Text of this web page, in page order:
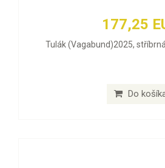
177,25
Tulák (Vagabund)2025,
Do